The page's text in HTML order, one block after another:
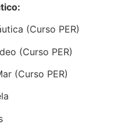
(Curso PER)
(Curso PER)
(Curso PER)